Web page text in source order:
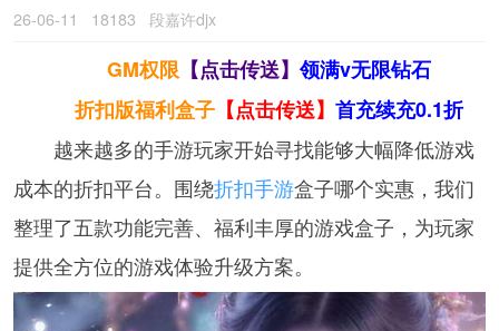
26-06-11 18183 段嘉许djx
GM权限【点击传送】领满v无限钻石
折扣版福利盒子 【点击传送】首充续充0.1折
越来越多的手游玩家开始寻找能够大幅降低游戏
成本的折扣平台。围绕折扣手游盒子哪个实惠，我们
整理了五款功能完善、福利丰厚的游戏盒子，为玩家
提供全方位的游戏体验升级方案。